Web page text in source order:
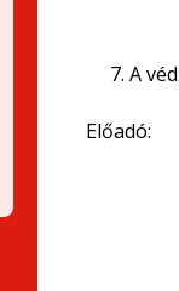
A
Előadó: